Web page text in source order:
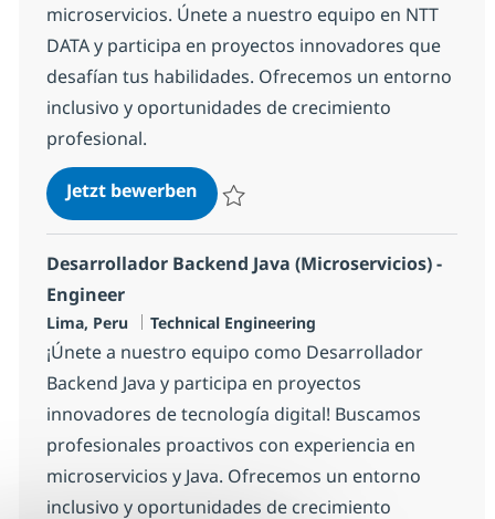
microservicios. Únete a nuestro equipo en NTT
DATA y participa en proyectos innovadores que
desafían tus habilidades. Ofrecemos un entorno
inclusivo y oportunidades de crecimiento
profesional.
Jetzt bewerbenDesarrollador Java Senior - IA
Desarrollador Backend Java (Microservicios) -
Engineer
Standort
Lima, Peru Kategorie
Technical Engineering
¡Únete a nuestro equipo como Desarrollador
Backend Java y participa en proyectos
innovadores de tecnología digital! Buscamos
profesionales proactivos con experiencia en
microservicios y Java. Ofrecemos un entorno
inclusivo y oportunidades de crecimiento